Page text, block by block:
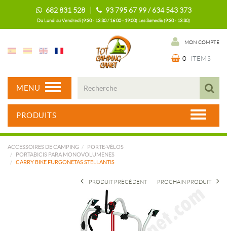
682 831 528 | 93 795 67 99 / 634 543 373
Du Lundi au Vendredi (9:30 - 13:30 / 16:00 - 19:00) Les Samedis (9:30 - 13:30)
MON COMPTE
0 ITEMS
MENU
PRODUITS
ACCESSOIRES DE CAMPING
PORTE-VÉLOS
PORTABICIS PARA MONOVOLUMENES
CARRY BIKE FURGONETAS STELLANTIS
PROCHAIN PRODUIT
PRODUIT PRÉCÉDENT